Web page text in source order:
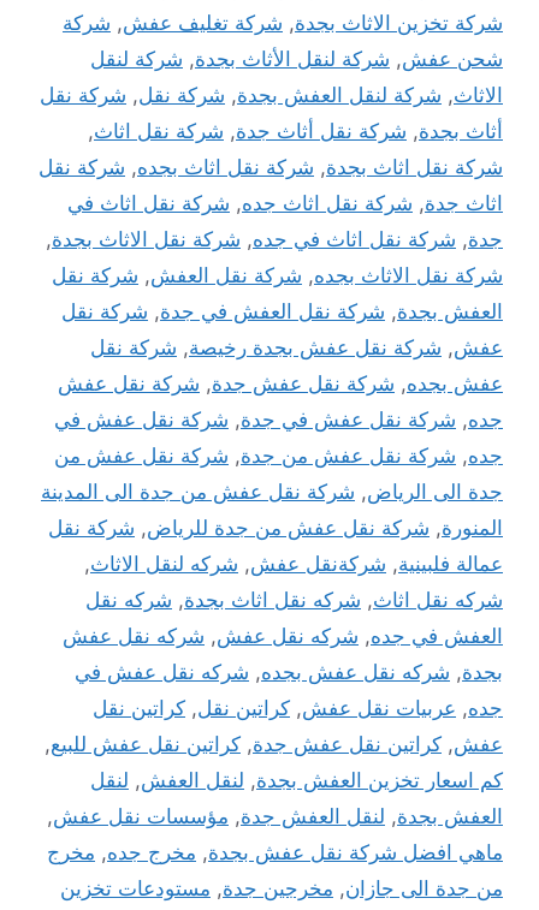
شركة تخزين الاثاث بجدة, شركة تغليف عفش, شركة
شحن عفش, شركة لنقل الأثاث بجدة, شركة لنقل
الاثاث, شركة لنقل العفش بجدة, شركة نقل, شركة نقل
أثاث بجدة, شركة نقل أثاث جدة, شركة نقل اثاث,
شركة نقل اثاث بجدة, شركة نقل اثاث بجده, شركة نقل
اثاث جدة, شركة نقل اثاث جده, شركة نقل اثاث في
جدة, شركة نقل اثاث في جده, شركة نقل الاثاث بجدة,
شركة نقل الاثاث بجده, شركة نقل العفش, شركة نقل
العفش بجدة, شركة نقل العفش في جدة, شركة نقل
عفش, شركة نقل عفش بجدة رخيصة, شركة نقل
عفش بجده, شركة نقل عفش جدة, شركة نقل عفش
جده, شركة نقل عفش في جدة, شركة نقل عفش في
جده, شركة نقل عفش من جدة, شركة نقل عفش من
جدة الى الرياض, شركة نقل عفش من جدة الى المدينة
المنورة, شركة نقل عفش من جدة للرياض, شركة نقل
عمالة فلبينية, شركةنقل عفش, شركه لنقل الاثاث,
شركه نقل اثاث, شركه نقل اثاث بجدة, شركه نقل
العفش في جده, شركه نقل عفش, شركه نقل عفش
بجدة, شركه نقل عفش بجده, شركه نقل عفش في
جده, عربيات نقل عفش, كراتين نقل, كراتين نقل
عفش, كراتين نقل عفش جدة, كراتين نقل عفش للبيع,
كم اسعار تخزين العفش بجدة, لنقل العفش, لنقل
العفش بجدة, لنقل العفش جدة, مؤسسات نقل عفش,
ماهي افضل شركة نقل عفش بجدة, مخرج جده, مخرج
من جدة الى جازان, مخرجين جدة, مستودعات تخزين